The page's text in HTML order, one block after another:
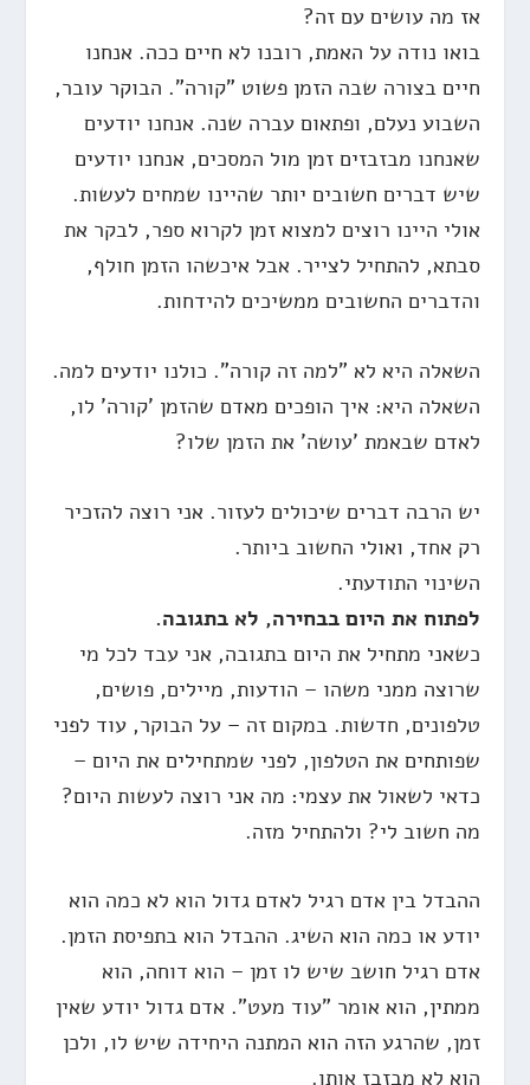
אז מה עושים עם זה?
בואו נודה על האמת, רובנו לא חיים ככה. אנחנו
חיים בצורה שבה הזמן פשוט "קורה". הבוקר עובר,
השבוע נעלם, ופתאום עברה שנה. אנחנו יודעים
שאנחנו מבזבזים זמן מול המסכים, אנחנו יודעים
שיש דברים חשובים יותר שהיינו שמחים לעשות.
אולי היינו רוצים למצוא זמן לקרוא ספר, לבקר את
סבתא, להתחיל לצייר. אבל איכשהו הזמן חולף,
והדברים החשובים ממשיכים להידחות.
השאלה היא לא "למה זה קורה". כולנו יודעים למה.
השאלה היא: איך הופכים מאדם שהזמן 'קורה' לו,
לאדם שבאמת 'עושה' את הזמן שלו?
יש הרבה דברים שיכולים לעזור. אני רוצה להזכיר
רק אחד, ואולי החשוב ביותר.
השינוי התודעתי.
לפתוח את היום בבחירה, לא בתגובה.
כשאני מתחיל את היום בתגובה, אני עבד לכל מי
שרוצה ממני משהו – הודעות, מיילים, פושים,
טלפונים, חדשות. במקום זה – על הבוקר, עוד לפני
שפותחים את הטלפון, לפני שמתחילים את היום –
כדאי לשאול את עצמי: מה אני רוצה לעשות היום?
מה חשוב לי? ולהתחיל מזה.
ההבדל בין אדם רגיל לאדם גדול הוא לא כמה הוא
יודע או כמה הוא השיג. ההבדל הוא בתפיסת הזמן.
אדם רגיל חושב שיש לו זמן – הוא דוחה, הוא
ממתין, הוא אומר "עוד מעט". אדם גדול יודע שאין
זמן, שהרגע הזה הוא המתנה היחידה שיש לו, ולכן
הוא לא מבזבז אותו.